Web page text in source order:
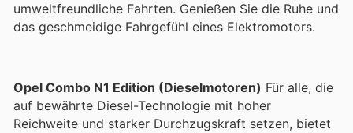
umweltfreundliche Fahrten. Genießen Sie die Ruhe und
das geschmeidige Fahrgefühl eines Elektromotors.
Opel Combo N1 Edition (Dieselmotoren) Für alle, die
auf bewährte Diesel-Technologie mit hoher
Reichweite und starker Durchzugskraft setzen, bietet